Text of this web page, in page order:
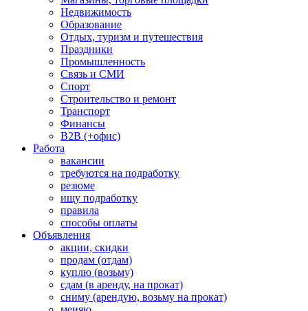
Недвижимость
Образование
Отдых, туризм и путешествия
Праздники
Промышленность
Связь и СМИ
Спорт
Строительство и ремонт
Транспорт
Финансы
B2B (+офис)
Работа
вакансии
требуются на подработку
резюме
ищу подработку
правила
способы оплаты
Объявления
акции, скидки
продам (отдам)
куплю (возьму)
сдам (в аренду, на прокат)
сниму (арендую, возьму на прокат)